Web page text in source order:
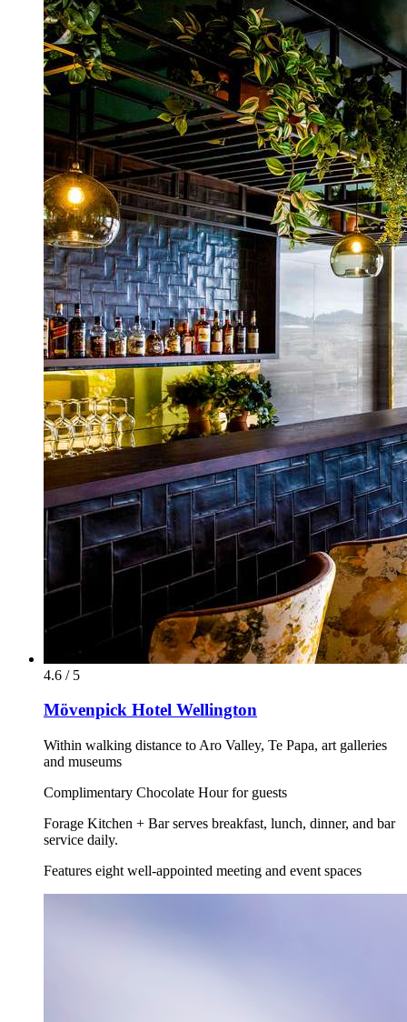
4.6 / 5
Mövenpick Hotel Wellington
Within walking distance to Aro Valley, Te Papa, art galleries
and museums
Complimentary Chocolate Hour for guests
Forage Kitchen + Bar serves breakfast, lunch, dinner, and bar
service daily.
Features eight well-appointed meeting and event spaces